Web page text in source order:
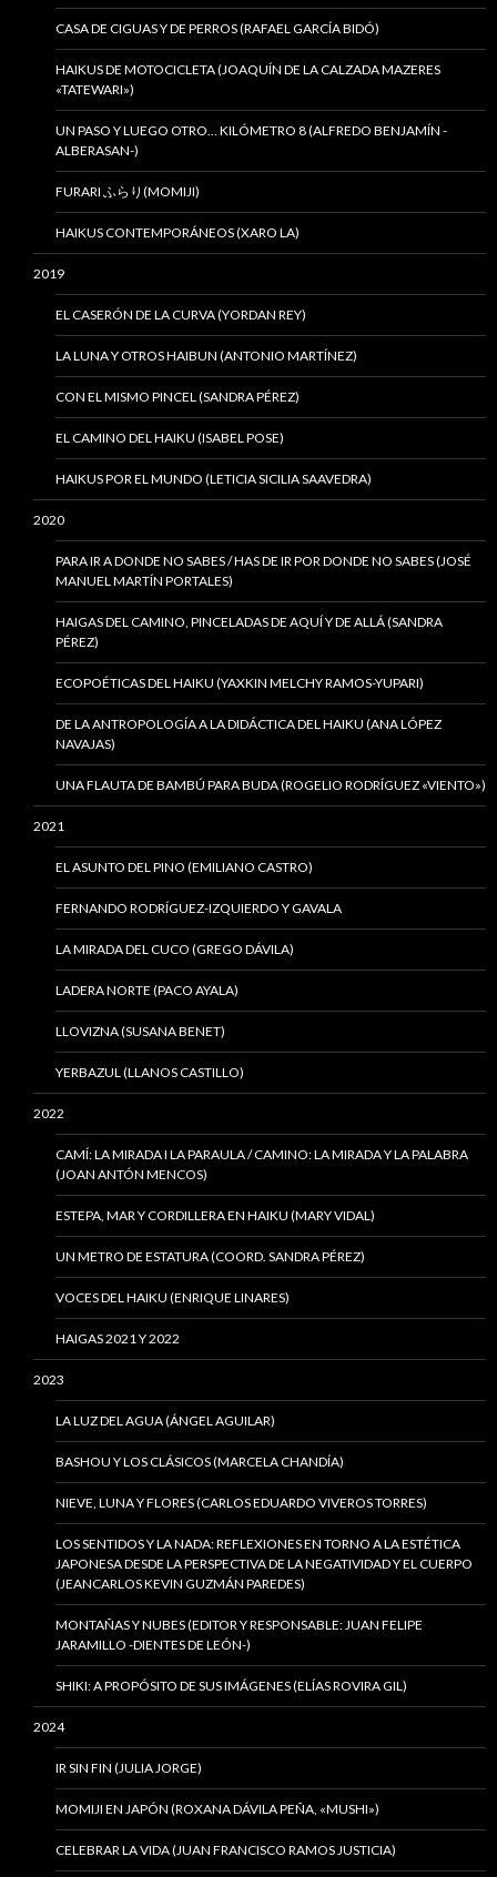
CASA DE CIGUAS Y DE PERROS (RAFAEL GARCÍA BIDÓ)
HAIKUS DE MOTOCICLETA (JOAQUÍN DE LA CALZADA MAZERES
«TATEWARI»)
UN PASO Y LUEGO OTRO… KILÓMETRO 8 (ALFREDO BENJAMÍN -
ALBERASAN-)
FURARI ふらり(MOMIJI)
HAIKUS CONTEMPORÁNEOS (XARO LA)
2019
EL CASERÓN DE LA CURVA (YORDAN REY)
LA LUNA Y OTROS HAIBUN (ANTONIO MARTÍNEZ)
CON EL MISMO PINCEL (SANDRA PÉREZ)
EL CAMINO DEL HAIKU (ISABEL POSE)
HAIKUS POR EL MUNDO (LETICIA SICILIA SAAVEDRA)
2020
PARA IR A DONDE NO SABES / HAS DE IR POR DONDE NO SABES (JOSÉ
MANUEL MARTÍN PORTALES)
HAIGAS DEL CAMINO, PINCELADAS DE AQUÍ Y DE ALLÁ (SANDRA
PÉREZ)
ECOPOÉTICAS DEL HAIKU (YAXKIN MELCHY RAMOS-YUPARI)
DE LA ANTROPOLOGÍA A LA DIDÁCTICA DEL HAIKU (ANA LÓPEZ
NAVAJAS)
UNA FLAUTA DE BAMBÚ PARA BUDA (ROGELIO RODRÍGUEZ «VIENTO»)
2021
EL ASUNTO DEL PINO (EMILIANO CASTRO)
FERNANDO RODRÍGUEZ-IZQUIERDO Y GAVALA
LA MIRADA DEL CUCO (GREGO DÁVILA)
LADERA NORTE (PACO AYALA)
LLOVIZNA (SUSANA BENET)
YERBAZUL (LLANOS CASTILLO)
2022
CAMÍ: LA MIRADA I LA PARAULA / CAMINO: LA MIRADA Y LA PALABRA
(JOAN ANTÓN MENCOS)
ESTEPA, MAR Y CORDILLERA EN HAIKU (MARY VIDAL)
UN METRO DE ESTATURA (COORD. SANDRA PÉREZ)
VOCES DEL HAIKU (ENRIQUE LINARES)
HAIGAS 2021 Y 2022
2023
LA LUZ DEL AGUA (ÁNGEL AGUILAR)
BASHOU Y LOS CLÁSICOS (MARCELA CHANDÍA)
NIEVE, LUNA Y FLORES (CARLOS EDUARDO VIVEROS TORRES)
LOS SENTIDOS Y LA NADA: REFLEXIONES EN TORNO A LA ESTÉTICA
JAPONESA DESDE LA PERSPECTIVA DE LA NEGATIVIDAD Y EL CUERPO
(JEANCARLOS KEVIN GUZMÁN PAREDES)
MONTAÑAS Y NUBES (EDITOR Y RESPONSABLE: JUAN FELIPE
JARAMILLO -DIENTES DE LEÓN-)
SHIKI: A PROPÓSITO DE SUS IMÁGENES (ELÍAS ROVIRA GIL)
2024
IR SIN FIN (JULIA JORGE)
MOMIJI EN JAPÓN (ROXANA DÁVILA PEÑA, «MUSHI»)
CELEBRAR LA VIDA (JUAN FRANCISCO RAMOS JUSTICIA)